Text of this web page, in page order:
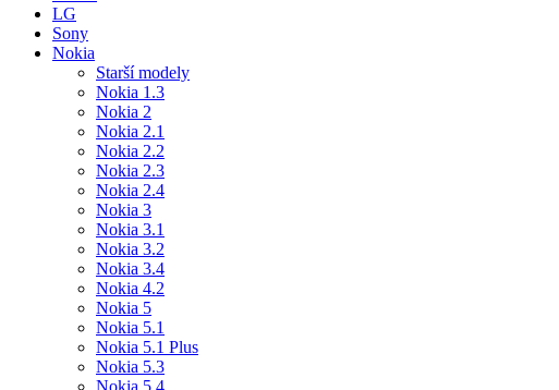
LG
Sony
Nokia
Starší modely
Nokia 1.3
Nokia 2
Nokia 2.1
Nokia 2.2
Nokia 2.3
Nokia 2.4
Nokia 3
Nokia 3.1
Nokia 3.2
Nokia 3.4
Nokia 4.2
Nokia 5
Nokia 5.1
Nokia 5.1 Plus
Nokia 5.3
Nokia 5.4